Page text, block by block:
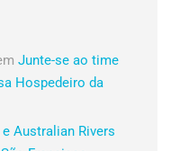
Junte-se ao time
Hospedeiro da
Australian Rivers